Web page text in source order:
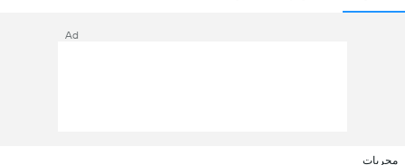
Ad
مجريات